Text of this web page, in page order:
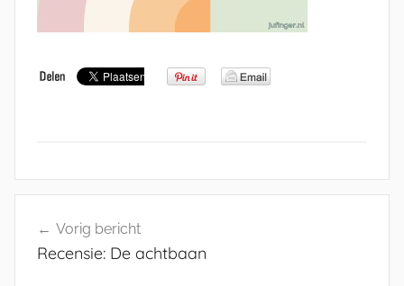
navigatie
Vorig bericht
Recensie: De achtbaan